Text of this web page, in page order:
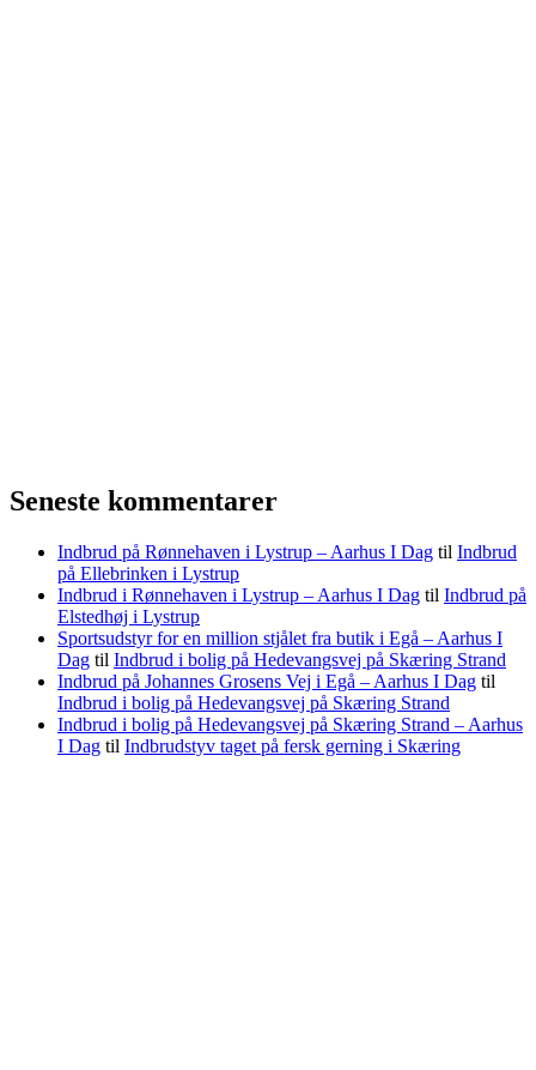
Seneste kommentarer
Indbrud på Rønnehaven i Lystrup – Aarhus I Dag til Indbrud
på Ellebrinken i Lystrup
Indbrud i Rønnehaven i Lystrup – Aarhus I Dag til Indbrud på
Elstedhøj i Lystrup
Sportsudstyr for en million stjålet fra butik i Egå – Aarhus I
Dag til Indbrud i bolig på Hedevangsvej på Skæring Strand
Indbrud på Johannes Grosens Vej i Egå – Aarhus I Dag til
Indbrud i bolig på Hedevangsvej på Skæring Strand
Indbrud i bolig på Hedevangsvej på Skæring Strand – Aarhus
I Dag til Indbrudstyv taget på fersk gerning i Skæring